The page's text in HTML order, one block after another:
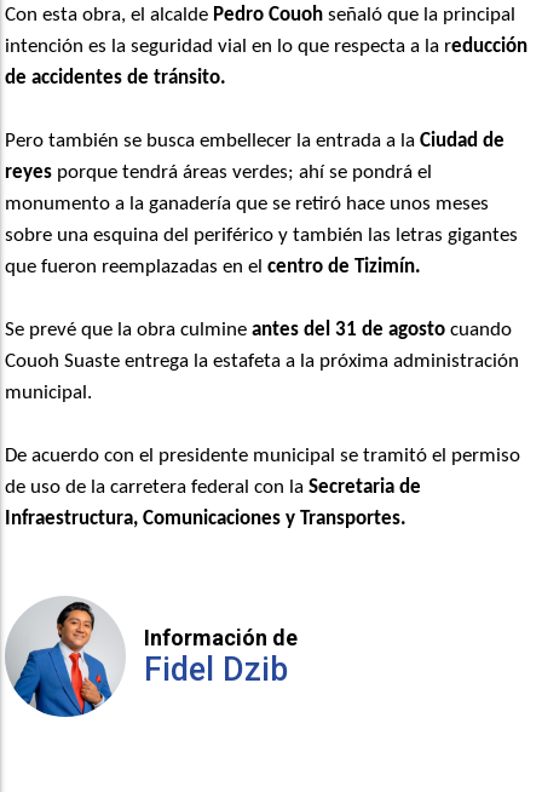
Con esta obra, el alcalde Pedro Couoh señaló que la principal
intención es la seguridad vial en lo que respecta a la reducción
de accidentes de tránsito.
Pero también se busca embellecer la entrada a laCiudad de
reyes porque tendrá áreas verdes; ahí se pondrá el
monumento a la ganadería que se retiró hace unos meses
sobre una esquina del periférico y también las letras gigantes
que fueron reemplazadas en elcentro de Tizimín.
Se prevé que la obra culmine antes del 31 de agosto cuando
Couoh Suaste entrega la estafeta a la próxima administración
municipal.
De acuerdo con el presidente municipal se tramitó el permiso
de uso de la carretera federal con la Secretaria de
Infraestructura, Comunicaciones y Transportes.
Información de
Fidel Dzib